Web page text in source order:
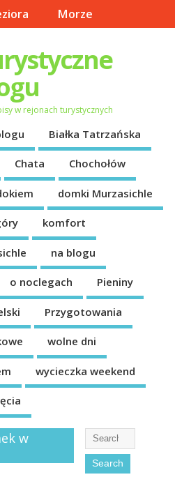
Morze
w rejonach turystycznych
Białka Tatrzańska
Chata Chochołów
domki Murzasichle
komfort
na blogu
o noclegach Pieniny
Przygotowania
wolne dni
wycieczka weekend
w